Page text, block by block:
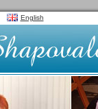
English